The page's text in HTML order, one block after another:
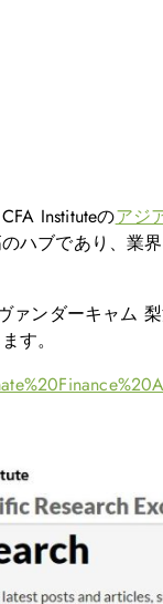
Instituteのアジ
ハブであり、業
ァンダーキャム
す。